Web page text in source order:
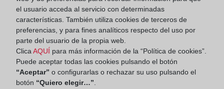
En cuanto a las hipotecas totales durante los
últimos doce meses, las caídas terminaron en
febrero de 2021 y desde momento registraron
el usuario acceda al servicio con determinadas
características. También utiliza cookies de terceros de
preferencias, y para fines analíticos respecto del uso por
parte del usuario de la propia web.
Clica AQUÍ para más información de la “Política de cookies”.
Puede aceptar todas las cookies pulsando el botón
“Aceptar” o configurarlas o rechazar su uso pulsando el
botón “Quiero elegir…”